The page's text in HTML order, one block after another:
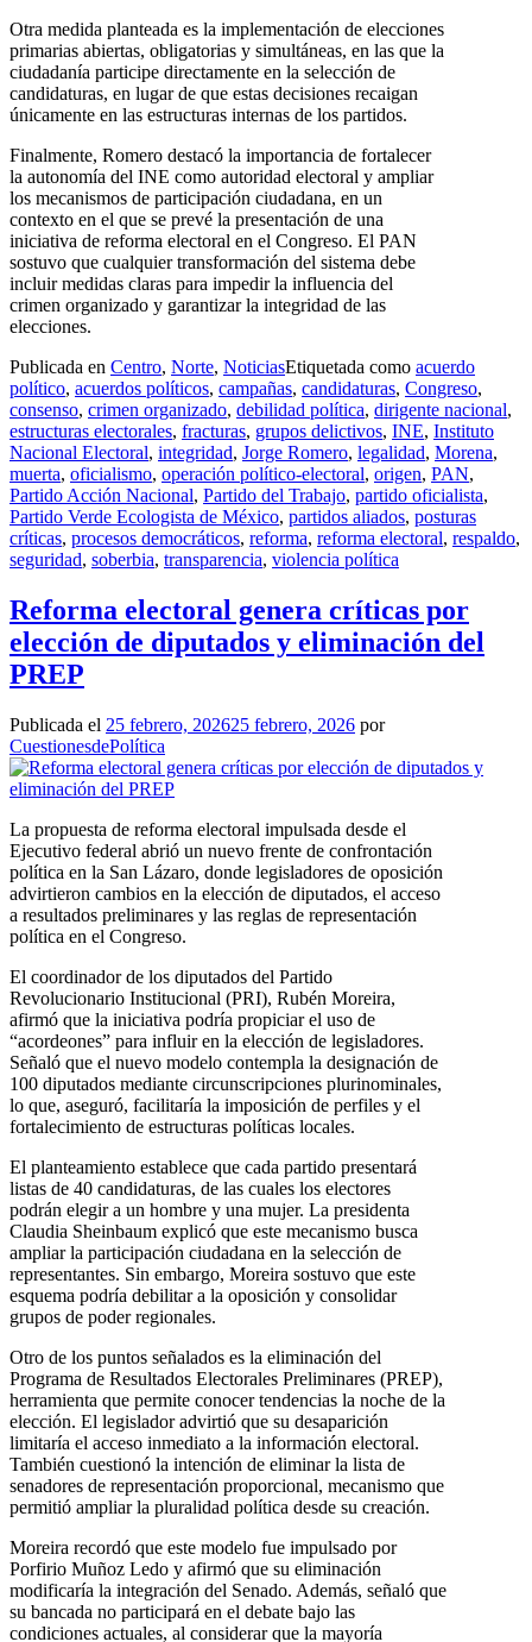
Otra medida planteada es la implementación de elecciones
primarias abiertas, obligatorias y simultáneas, en las que la
ciudadanía participe directamente en la selección de
candidaturas, en lugar de que estas decisiones recaigan
únicamente en las estructuras internas de los partidos.
Finalmente, Romero destacó la importancia de fortalecer
la autonomía del INE como autoridad electoral y ampliar
los mecanismos de participación ciudadana, en un
contexto en el que se prevé la presentación de una
iniciativa de reforma electoral en el Congreso. El PAN
sostuvo que cualquier transformación del sistema debe
incluir medidas claras para impedir la influencia del
crimen organizado y garantizar la integridad de las
elecciones.
Publicada en Centro, Norte, NoticiasEtiquetada como acuerdo
político, acuerdos políticos, campañas, candidaturas, Congreso,
consenso, crimen organizado, debilidad política, dirigente nacional,
estructuras electorales, fracturas, grupos delictivos, INE, Instituto
Nacional Electoral, integridad, Jorge Romero, legalidad, Morena,
muerta, oficialismo, operación político-electoral, origen, PAN,
Partido Acción Nacional, Partido del Trabajo, partido oficialista,
Partido Verde Ecologista de México, partidos aliados, posturas
críticas, procesos democráticos, reforma, reforma electoral, respaldo,
seguridad, soberbia, transparencia, violencia política
Reforma electoral genera críticas por
elección de diputados y eliminación del
PREP
Publicada el 25 febrero, 202625 febrero, 2026 por
CuestionesdePolítica
La propuesta de reforma electoral impulsada desde el
Ejecutivo federal abrió un nuevo frente de confrontación
política en la San Lázaro, donde legisladores de oposición
advirtieron cambios en la elección de diputados, el acceso
a resultados preliminares y las reglas de representación
política en el Congreso.
El coordinador de los diputados del Partido
Revolucionario Institucional (PRI), Rubén Moreira,
afirmó que la iniciativa podría propiciar el uso de
“acordeones” para influir en la elección de legisladores.
Señaló que el nuevo modelo contempla la designación de
100 diputados mediante circunscripciones plurinominales,
lo que, aseguró, facilitaría la imposición de perfiles y el
fortalecimiento de estructuras políticas locales.
El planteamiento establece que cada partido presentará
listas de 40 candidaturas, de las cuales los electores
podrán elegir a un hombre y una mujer. La presidenta
Claudia Sheinbaum explicó que este mecanismo busca
ampliar la participación ciudadana en la selección de
representantes. Sin embargo, Moreira sostuvo que este
esquema podría debilitar a la oposición y consolidar
grupos de poder regionales.
Otro de los puntos señalados es la eliminación del
Programa de Resultados Electorales Preliminares (PREP),
herramienta que permite conocer tendencias la noche de la
elección. El legislador advirtió que su desaparición
limitaría el acceso inmediato a la información electoral.
También cuestionó la intención de eliminar la lista de
senadores de representación proporcional, mecanismo que
permitió ampliar la pluralidad política desde su creación.
Moreira recordó que este modelo fue impulsado por
Porfirio Muñoz Ledo y afirmó que su eliminación
modificaría la integración del Senado. Además, señaló que
su bancada no participará en el debate bajo las
condiciones actuales, al considerar que la mayoría